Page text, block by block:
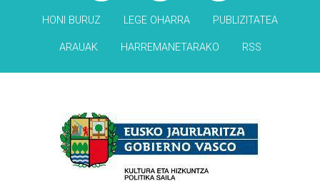
HONI BURUZ LEGE OHARRA PUBLIZITATEA
ARAUAK HARREMANETARAKO RSS